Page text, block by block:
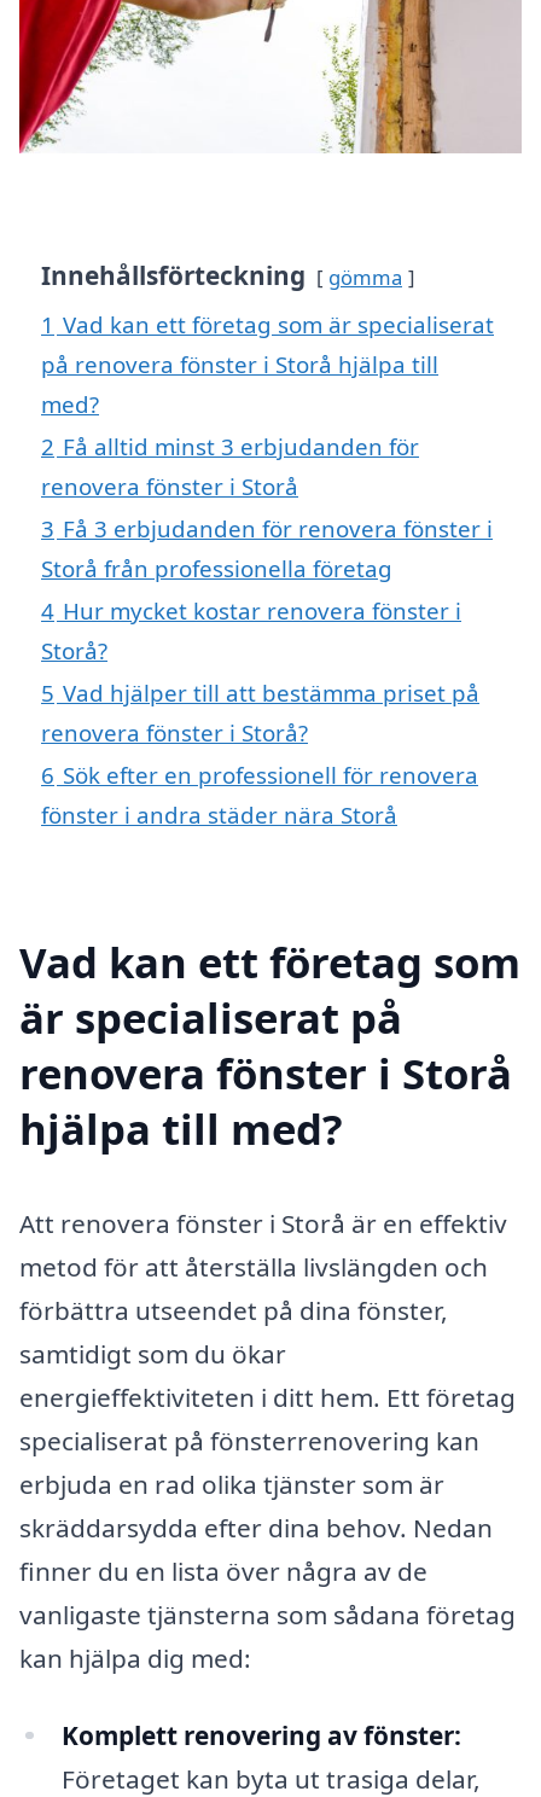
Innehållsförteckning gömma
1 Vad kan ett företag som är specialiserat
på renovera fönster i Storå hjälpa till
med?
2 Få alltid minst 3 erbjudanden för
renovera fönster i Storå
3 Få 3 erbjudanden för renovera fönster i
Storå från professionella företag
4 Hur mycket kostar renovera fönster i
Storå?
5 Vad hjälper till att bestämma priset på
renovera fönster i Storå?
6 Sök efter en professionell för renovera
fönster i andra städer nära Storå
Vad kan ett företag som
är specialiserat på
renovera fönster i Storå
hjälpa till med?
Att renovera fönster i Storå är en effektiv
metod för att återställa livslängden och
förbättra utseendet på dina fönster,
samtidigt som du ökar
energieffektiviteten i ditt hem. Ett företag
specialiserat på fönsterrenovering kan
erbjuda en rad olika tjänster som är
skräddarsydda efter dina behov. Nedan
finner du en lista över några av de
vanligaste tjänsterna som sådana företag
kan hjälpa dig med:
Komplett renovering av fönster:
Företaget kan byta ut trasiga delar,